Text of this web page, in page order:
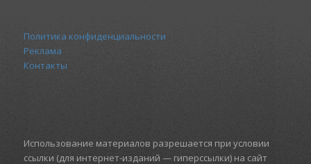
Политика конфиденциальности
Реклама
Контакты
Использование материалов разрешается при условии
ссылки (для интернет-изданий — гиперссылки) на сайт